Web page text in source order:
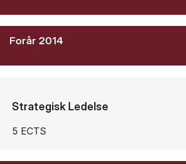
Forår 2014
Strategisk Ledelse
5 ECTS